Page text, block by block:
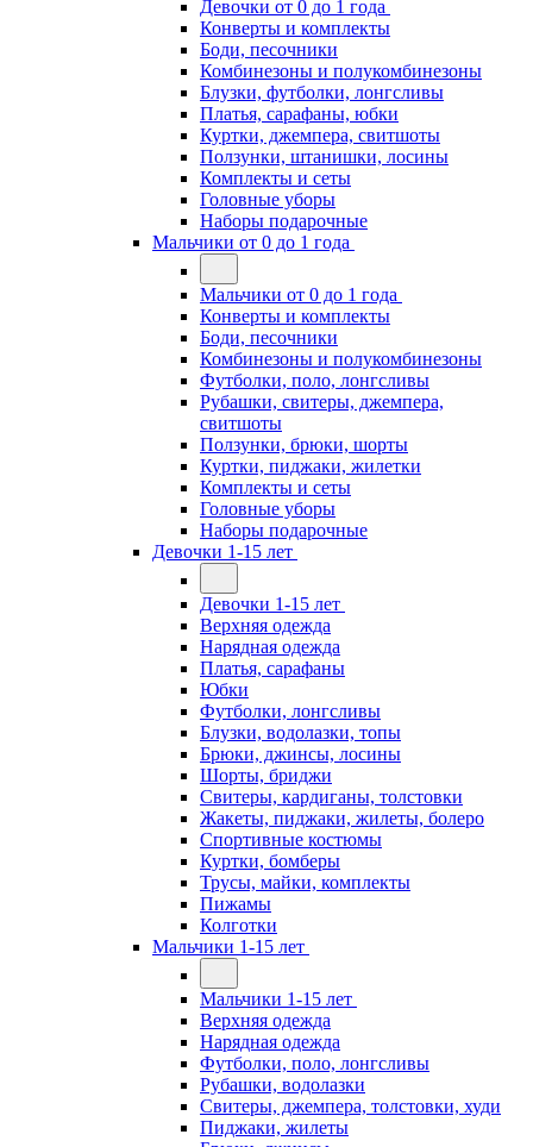
Девочки от 0 до 1 года
Конверты и комплекты
Боди, песочники
Комбинезоны и полукомбинезоны
Блузки, футболки, лонгсливы
Платья, сарафаны, юбки
Куртки, джемпера, свитшоты
Ползунки, штанишки, лосины
Комплекты и сеты
Головные уборы
Наборы подарочные
Мальчики от 0 до 1 года
Мальчики от 0 до 1 года
Конверты и комплекты
Боди, песочники
Комбинезоны и полукомбинезоны
Футболки, поло, лонгсливы
Рубашки, свитеры, джемпера,
свитшоты
Ползунки, брюки, шорты
Куртки, пиджаки, жилетки
Комплекты и сеты
Головные уборы
Наборы подарочные
Девочки 1-15 лет
Девочки 1-15 лет
Верхняя одежда
Нарядная одежда
Платья, сарафаны
Юбки
Футболки, лонгсливы
Блузки, водолазки, топы
Брюки, джинсы, лосины
Шорты, бриджи
Свитеры, кардиганы, толстовки
Жакеты, пиджаки, жилеты, болеро
Спортивные костюмы
Куртки, бомберы
Трусы, майки, комплекты
Пижамы
Колготки
Мальчики 1-15 лет
Мальчики 1-15 лет
Верхняя одежда
Нарядная одежда
Футболки, поло, лонгсливы
Рубашки, водолазки
Свитеры, джемпера, толстовки, худи
Пиджаки, жилеты